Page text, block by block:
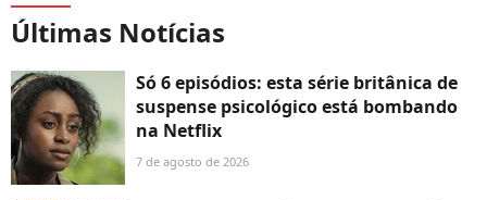
Últimas Notícias
Só 6 episódios: esta série britânica de
suspense psicológico está bombando
na Netflix
7 de agosto de 2026